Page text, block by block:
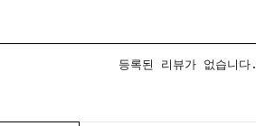
등록된 리뷰가 없습니다.